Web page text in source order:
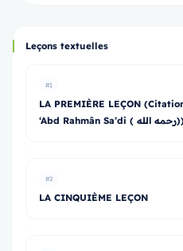
Leçons textuelles
#1
LA PREMIÈRE LEÇON
‘Abd Rahmân Sa’di ( رحمه الله))
#2
LA CINQUIÈME LEÇON